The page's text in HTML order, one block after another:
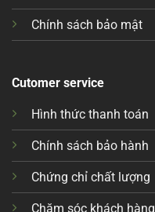
Chính sách bảo mật
Cutomer service
Hình thức thanh toán
Chính sách bảo hành
Chứng chỉ chất lượng
Chăm sóc khách hàng